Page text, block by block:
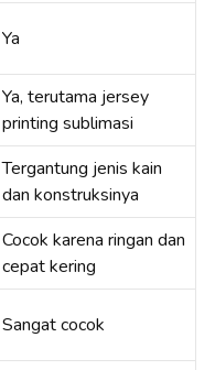
Ya
Ya, terutama jersey
printing sublimasi
Tergantung jenis kain
dan konstruksinya
Cocok karena ringan dan
cepat kering
Sangat cocok